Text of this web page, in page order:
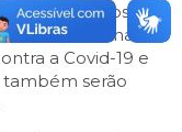
todos os
Nacional
a Covid-19 e
também serão